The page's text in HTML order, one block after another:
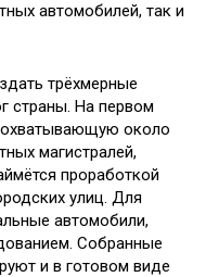
автомобилей, так и
трёхмерные
страны. На первом
охватывающую около
магистралей,
проработкой
улиц. Для
автомобили,
Собранные
и в готовом виде